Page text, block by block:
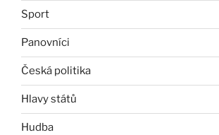
Sport
Panovníci
Česká politika
Hlavy států
Hudba